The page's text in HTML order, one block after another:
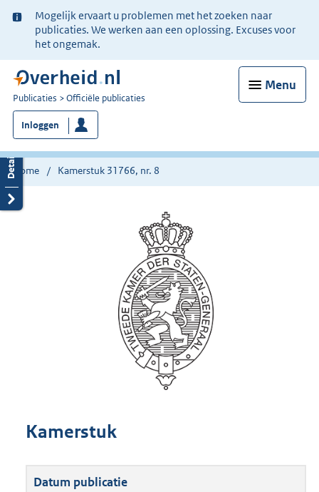
Ter
informatie:
Mogelijk ervaart u problemen met het zoeken naar
publicaties. We werken aan een oplossing. Excuses voor
het ongemak.
Menu
U
bent
nu
hier:
Publicaties Officiële publicaties
Inloggen
Home Kamerstuk 31766, nr. 8
Kamerstuk